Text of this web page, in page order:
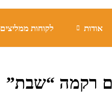
אודות לקוחות ממליצים
רקמה “שבת”